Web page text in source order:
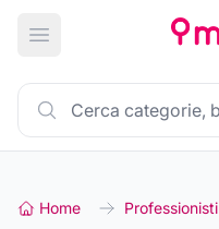
Apri menu principale
Home Professionisti